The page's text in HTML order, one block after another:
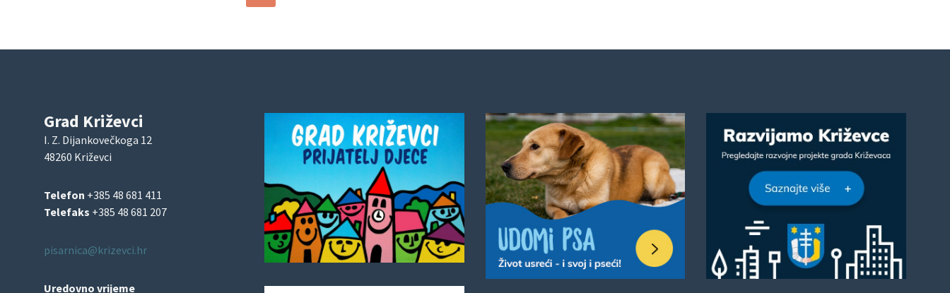
objava
Grad Križevci
I. Z. Dijankovečkoga 12
48260 Križevci
Telefon +385 48 681 411
Telefaks +385 48 681 207
pisarnica@krizevci.hr
Uredovno vrijeme